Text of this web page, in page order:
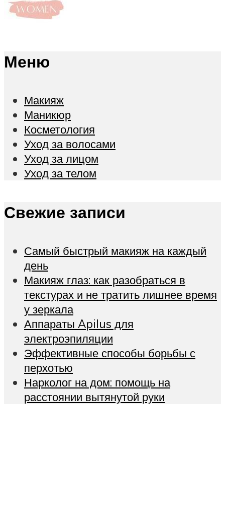
Меню
Макияж
Маникюр
Косметология
Уход за волосами
Уход за лицом
Уход за телом
Свежие записи
Самый быстрый макияж на каждый
день
Макияж глаз: как разобраться в
текстурах и не тратить лишнее время
у зеркала
Аппараты Apilus для
электроэпиляции
Эффективные способы борьбы с
перхотью
Нарколог на дом: помощь на
расстоянии вытянутой руки